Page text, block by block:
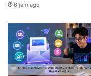
6 jam ago